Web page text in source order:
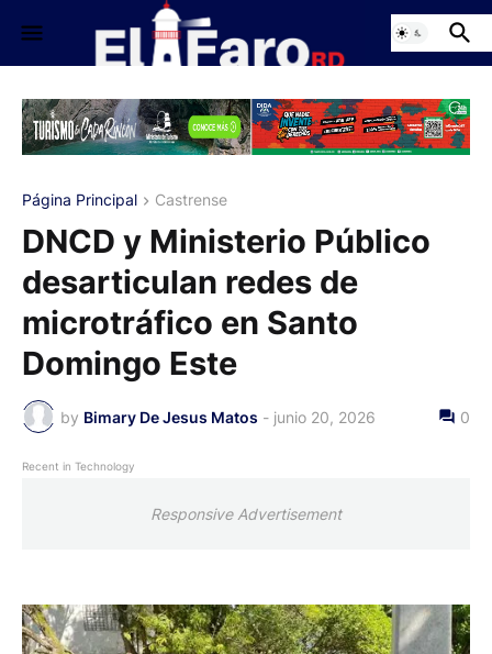
Página Principal Castrense
DNCD y Ministerio Público
desarticulan redes de
microtráfico en Santo
Domingo Este
by Bimary De Jesus Matos - junio 20, 2026 0
Recent in Technology
Responsive Advertisement